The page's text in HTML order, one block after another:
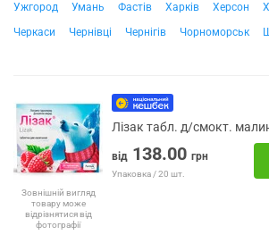
Ужгород
Умань Фастів Харків Херсон
Черкаси
Чернівці Чернігів Чорноморськ
Зовнішній вигляд
товару може
відрізнятися від
фотографії
Лізак табл. д/смокт.
від 138.00 грн
Упаковка / 20 шт.